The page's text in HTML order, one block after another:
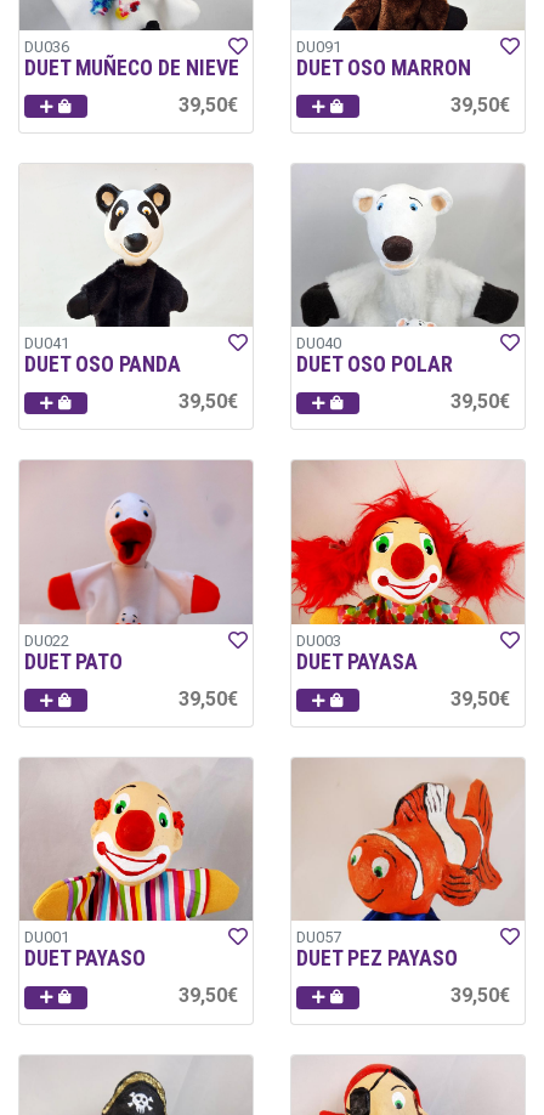
DU036
DUET MUÑECO DE NIEVE
39,50€
DU091
DUET OSO MARRON
39,50€
DU041
DUET OSO PANDA
39,50€
DU040
DUET OSO POLAR
39,50€
DU022
DUET PATO
39,50€
DU003
DUET PAYASA
39,50€
DU001
DUET PAYASO
39,50€
DU057
DUET PEZ PAYASO
39,50€